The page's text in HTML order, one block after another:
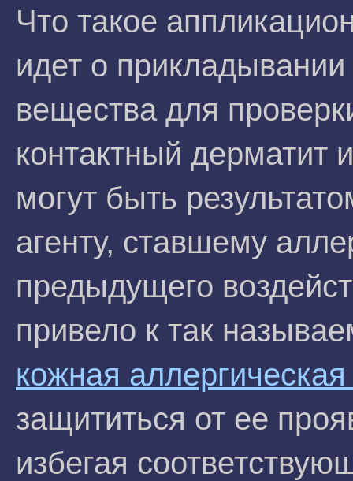
Что такое
идет о прикладывании
вещества для
контактный дерматит
могут быть
агенту, ставшему
предыдущего
привело к так
кожная
защититься от ее
избегая